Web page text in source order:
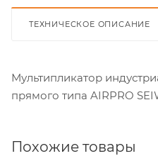
ТЕХНИЧЕСКОЕ ОПИСАНИЕ
Мультипликатор
прямого типа AIRPRO
Похожие товары